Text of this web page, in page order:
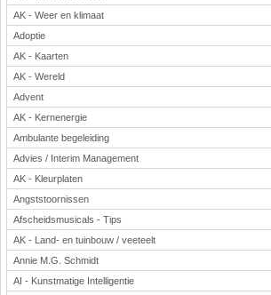
AK - Weer en klimaat
Adoptie
AK - Kaarten
AK - Wereld
Advent
AK - Kernenergie
Ambulante begeleiding
Advies / Interim Management
AK - Kleurplaten
Angststoornissen
Afscheidsmusicals - Tips
AK - Land- en tuinbouw / veeteelt
Annie M.G. Schmidt
AI - Kunstmatige Intelligentie